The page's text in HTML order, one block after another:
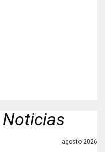
agosto 2026